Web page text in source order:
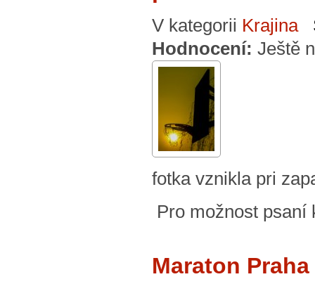
V kategorii Krajina
Hodnocení: Ještě
fotka vznikla pri
Pro možnost
Maraton Praha